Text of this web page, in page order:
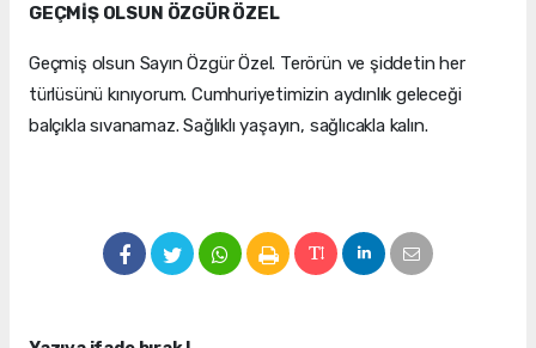
GEÇMİŞ OLSUN ÖZGÜR ÖZEL
Geçmiş olsun Sayın Özgür Özel. Terörün ve şiddetin her
türlüsünü kınıyorum. Cumhuriyetimizin aydınlık geleceği
balçıkla sıvanamaz. Sağlıklı yaşayın, sağlıcakla kalın.